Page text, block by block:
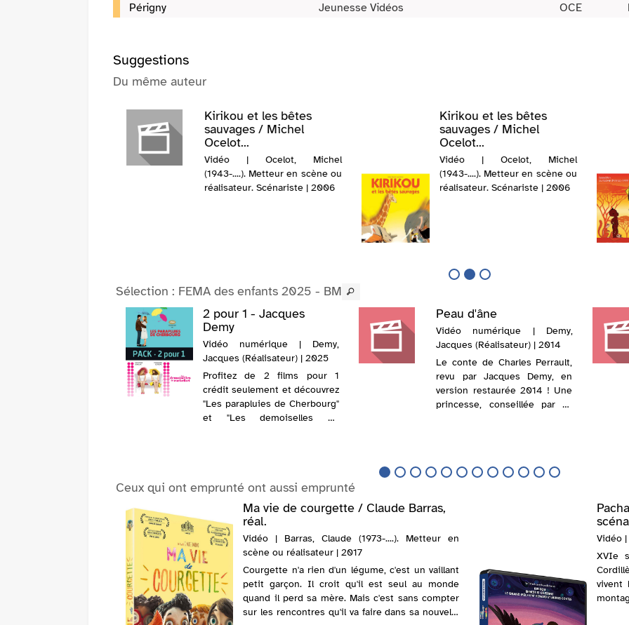
Périgny
Jeunesse Vidéos OCE
Suggestions
Du même auteur
Kirikou et les bêtes
sauvages / Michel
Ocelot...
Vidéo | Ocelot, Michel
(1943-....). Metteur en scène ou
réalisateur. Scénariste | 2006
Kirikou et les bêtes
sauvages / Michel
Ocelot...
Vidéo | Ocelot, Michel
(1943-....). Metteur en scène ou
réalisateur. Scénariste | 2006
Sélection : FEMA des enfants 2025 - BM
2 pour 1 - Jacques
Demy
Vidéo numérique | Demy,
Jacques (Réalisateur) | 2025
Profitez de 2 films pour 1
crédit seulement et découvrez
"Les parapluies de Cherbourg"
et "Les demoiselles de
son fiancé...
Peau d'âne
Vidéo numérique | Demy,
Jacques (Réalisateur) | 2014
Le conte de Charles Perrault,
revu par Jacques Demy, en
version restaurée 2014 ! Une
princesse, conseillée par sa
Ceux qui ont emprunté ont aussi emprunté
Ma vie de courgette / Claude Barras,
réal.
Vidéo | Barras, Claude (1973-....). Metteur en
scène ou réalisateur | 2017
Courgette n'a rien d'un légume, c'est un vaillant
petit garçon. Il croit qu'il est seul au monde
quand il perd sa mère. Mais c'est sans compter
sur les rencontres qu'il va faire dans sa nouvelle
Vidéo
XVIe
vivent